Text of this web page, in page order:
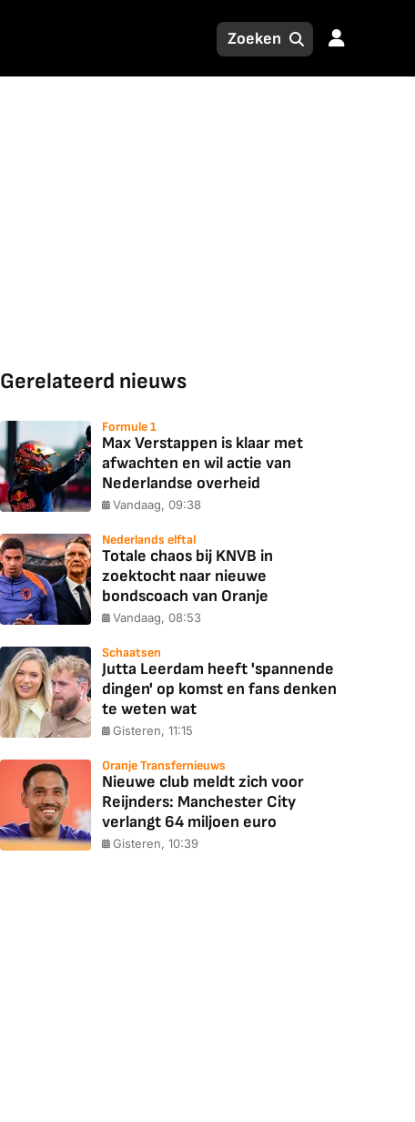
Gerelateerd nieuws
Formule 1
Max Verstappen is klaar met
afwachten en wil actie van
Nederlandse overheid
Vandaag, 09:38
Nederlands elftal
Totale chaos bij KNVB in
zoektocht naar nieuwe
bondscoach van Oranje
Vandaag, 08:53
Schaatsen
Jutta Leerdam heeft 'spannende
dingen' op komst en fans denken
te weten wat
Gisteren, 11:15
Oranje Transfernieuws
Nieuwe club meldt zich voor
Reijnders: Manchester City
verlangt 64 miljoen euro
Gisteren, 10:39